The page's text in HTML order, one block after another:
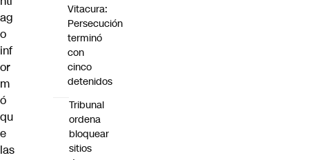
ag
o
inf
or
m
ó
qu
e
las
Vitacura:
Persecución
terminó
con
cinco
detenidos
Tribunal
ordena
bloquear
sitios